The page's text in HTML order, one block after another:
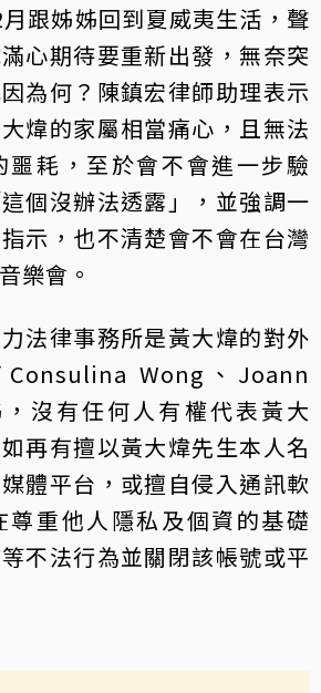
跟姊姊回到夏威夷生活，聲
心期待要重新出發，無奈突
為何？陳鎮宏律師助理表示
煒的家屬相當痛心，且無法
噩耗，至於會不會進一步驗
個沒辦法透露」，並強調一
示，也不清楚會不會在台灣
樂會。
法律事務所是黃大煒的對外
Wong、Joann
沒有任何人有權代表黃大
再有擅以黃大煒先生本人名
體平台，或擅自侵入通訊軟
尊重他人隱私及個資的基礎
不法行為並關閉該帳號或平